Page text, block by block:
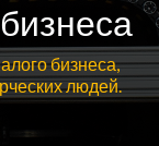
бизнеса,
людей.